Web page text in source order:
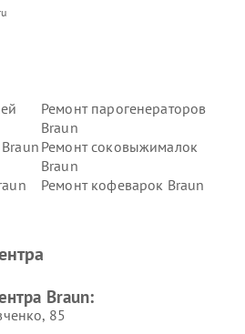
Ремонт парогенераторов
Braun
Ремонт соковыжималок
Braun
Ремонт кофеварок Braun
Braun:
85